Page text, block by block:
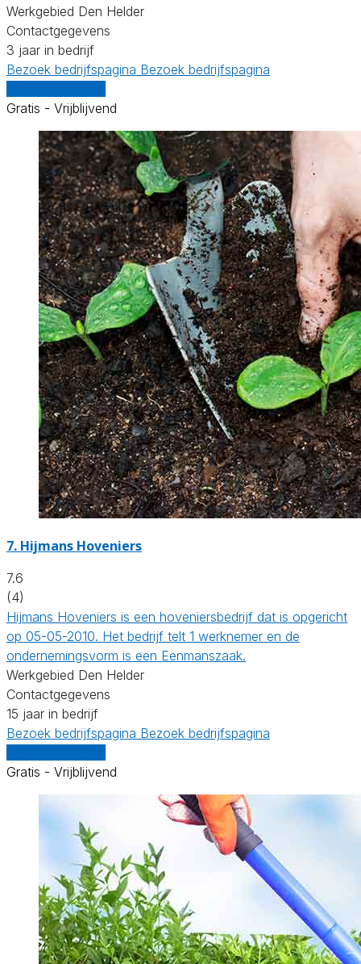
Werkgebied Den Helder
Contactgegevens
3 jaar in bedrijf
Bezoek bedrijfspagina Bezoek bedrijfspagina
Gratis - Vrijblijvend
7. Hijmans Hoveniers
7.6
(4)
Hijmans Hoveniers is een hoveniersbedrijf dat is opgericht
op 05-05-2010. Het bedrijf telt 1 werknemer en de
ondernemingsvorm is een Eenmanszaak.
Werkgebied Den Helder
Contactgegevens
15 jaar in bedrijf
Bezoek bedrijfspagina Bezoek bedrijfspagina
Gratis - Vrijblijvend